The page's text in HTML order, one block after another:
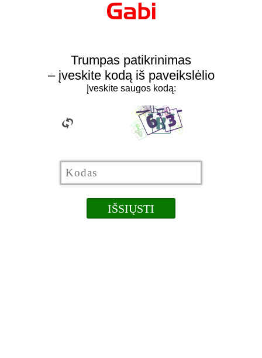
Trumpas patikrinimas
– įveskite kodą iš paveikslėlio
Įveskite saugos kodą: